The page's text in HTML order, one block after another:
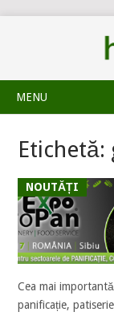
MENU
Etichetă:
NOUTĂȚI
Cea mai
panificație,